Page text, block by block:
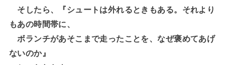
そしたら、『シュートは外れるときもある。それより
もあの時間帯に、
ボランチがあそこまで走ったことを、なぜ褒めてあげ
ないのか』